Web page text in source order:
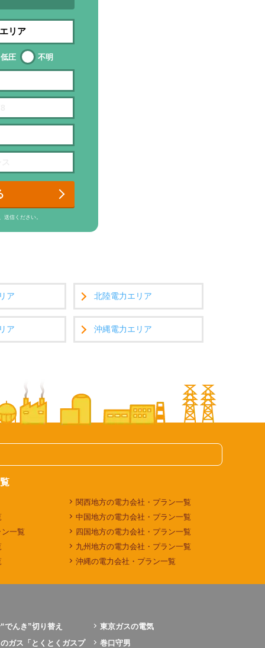
低圧 不明
送信ください。
ア 北陸電力エリア
ア 沖縄電力エリア
一覧
関西地方の電力会社・プラン一覧
中国地方の電力会社・プラン一覧
四国地方の電力会社・プラン一覧
九州地方の電力会社・プラン一覧
沖縄の電力会社・プラン一覧
でんき”切り替え
東京ガスの電気
ガス「とくとくガスプ
巻口守男